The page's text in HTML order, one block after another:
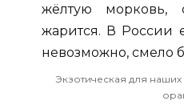
жёлтую
жарится. В России
невозможно, смело
Экзотическая для